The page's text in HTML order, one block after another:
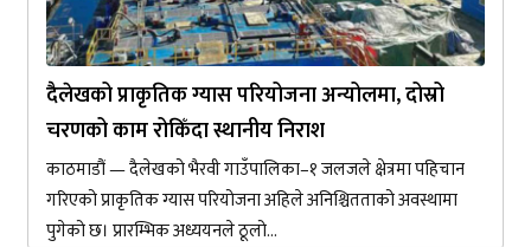
दैलेखको प्राकृतिक ग्यास परियोजना अन्योलमा, दोस्रो
चरणको काम रोकिँदा स्थानीय निराश
काठमाडौं — दैलेखको भैरवी गाउँपालिका–१ जलजले क्षेत्रमा पहिचान
गरिएको प्राकृतिक ग्यास परियोजना अहिले अनिश्चितताको अवस्थामा
पुगेको छ। प्रारम्भिक अध्ययनले ठूलो...